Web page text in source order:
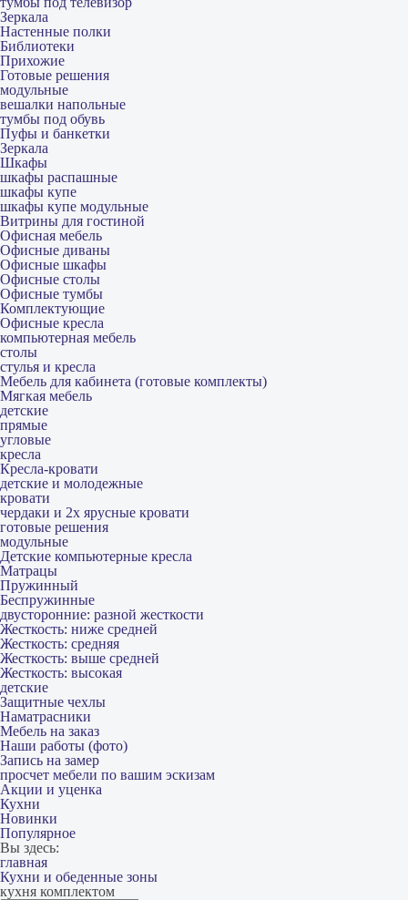
Зеркала
Настенные полки
Библиотеки
Прихожие
Готовые решения
модульные
вешалки напольные
тумбы под обувь
Пуфы и банкетки
Зеркала
Шкафы
шкафы распашные
шкафы купе
шкафы купе модульные
Витрины для гостиной
Офисная мебель
Офисные диваны
Офисные шкафы
Офисные столы
Офисные тумбы
Комплектующие
Офисные кресла
компьютерная мебель
столы
стулья и кресла
Мебель для кабинета (готовые комплекты)
Мягкая мебель
детские
прямые
угловые
кресла
Кресла-кровати
детские и молодежные
кровати
чердаки и 2х ярусные кровати
готовые решения
модульные
Детские компьютерные кресла
Матрацы
Пружинный
Беспружинные
двусторонние: разной жесткости
Жесткость: ниже средней
Жесткость: средняя
Жесткость: выше средней
Жесткость: высокая
детские
Защитные чехлы
Наматрасники
Мебель на заказ
Наши работы (фото)
Запись на замер
просчет мебели по вашим эскизам
Акции и уценка
Кухни
Новинки
Популярное
Вы здесь:
главная
Кухни и обеденные зоны
кухня комплектом